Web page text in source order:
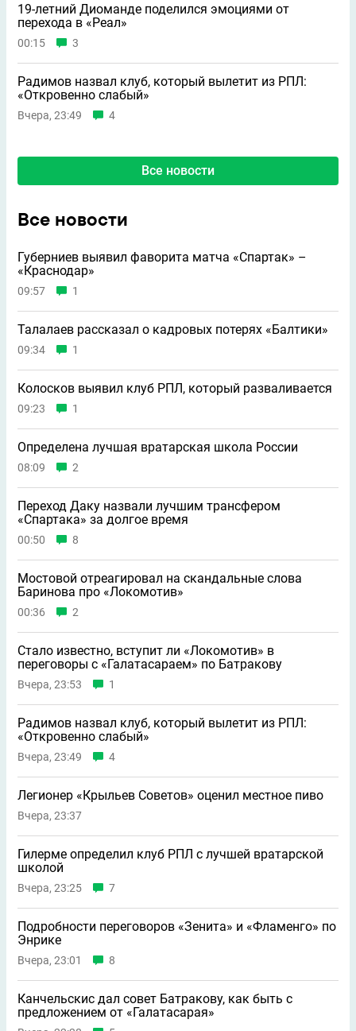
19-летний Диоманде поделился эмоциями от
перехода в «Реал»
00:15 3
Радимов назвал клуб, который вылетит из РПЛ:
«Откровенно слабый»
Вчера, 23:49 4
Все новости
Все новости
Губерниев выявил фаворита матча «Спартак» –
«Краснодар»
09:57 1
Талалаев рассказал о кадровых потерях «Балтики»
09:34 1
Колосков выявил клуб РПЛ, который разваливается
09:23 1
Определена лучшая вратарская школа России
08:09 2
Переход Даку назвали лучшим трансфером
«Спартака» за долгое время
00:50 8
Мостовой отреагировал на скандальные слова
Баринова про «Локомотив»
00:36 2
Стало известно, вступит ли «Локомотив» в
переговоры с «Галатасараем» по Батракову
Вчера, 23:53 1
Радимов назвал клуб, который вылетит из РПЛ:
«Откровенно слабый»
Вчера, 23:49 4
Легионер «Крыльев Советов» оценил местное пиво
Вчера, 23:37
Гилерме определил клуб РПЛ с лучшей вратарской
школой
Вчера, 23:25 7
Подробности переговоров «Зенита» и «Фламенго» по
Энрике
Вчера, 23:01 8
Канчельскис дал совет Батракову, как быть с
предложением от «Галатасарая»